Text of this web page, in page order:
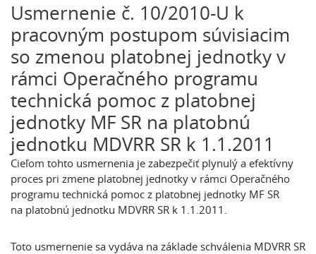
Usmernenie č. 10/2010-U k
pracovným postupom súvisiacim
so zmenou platobnej jednotky v
rámci Operačného programu
technická pomoc z platobnej
jednotky MF SR na platobnú
jednotku MDVRR SR k 1.1.2011
Cieľom tohto usmernenia je zabezpečiť plynulý a efektívny
proces pri zmene platobnej jednotky v rámci Operačného
programu technická pomoc z platobnej jednotky MF SR
na platobnú jednotku MDVRR SR k 1.1.2011.
Toto usmernenie sa vydáva na základe schválenia MDVRR SR